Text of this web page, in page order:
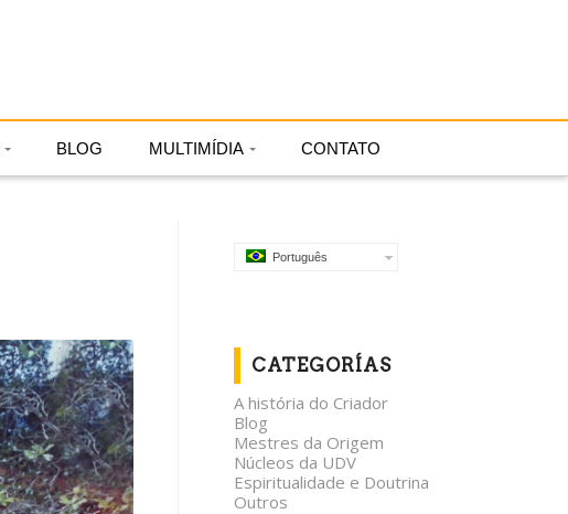
BLOG MULTIMÍDIA CONTATO
Português
CATEGORÍAS
A história do Criador
Blog
Mestres da Origem
Núcleos da UDV
Espiritualidade e Doutrina
Outros